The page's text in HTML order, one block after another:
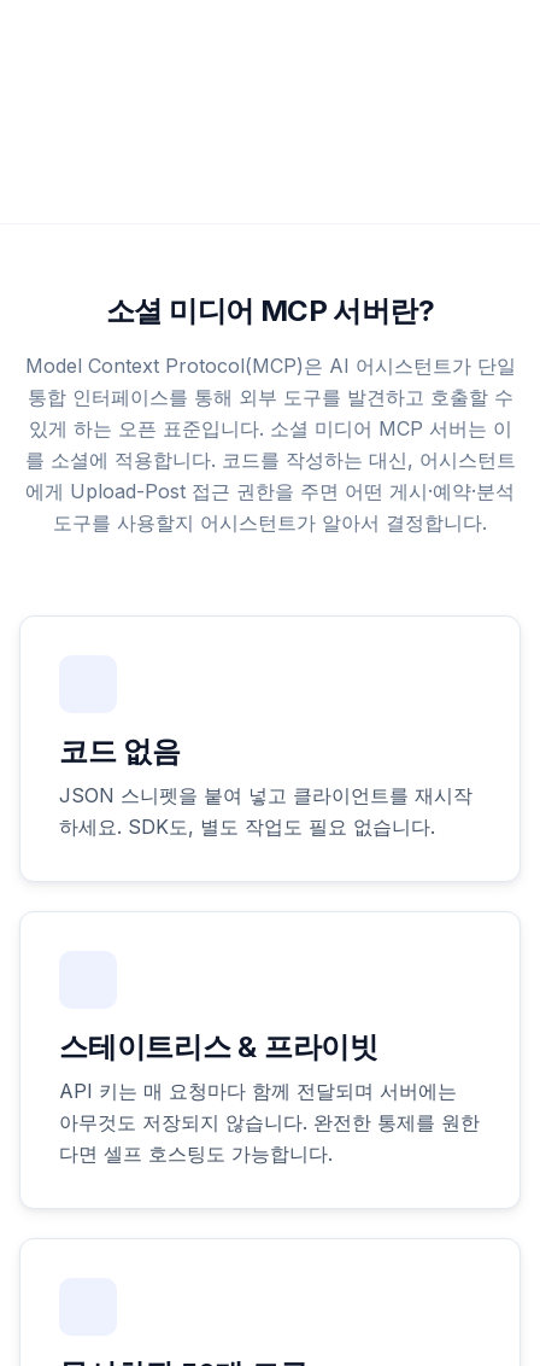
소셜 미디어 MCP 서버란?
Model Context Protocol(MCP)은 AI 어시스턴트가 단일
통합 인터페이스를 통해 외부 도구를 발견하고 호출할 수
있게 하는 오픈 표준입니다. 소셜 미디어 MCP 서버는 이
를 소셜에 적용합니다. 코드를 작성하는 대신, 어시스턴트
에게 Upload-Post 접근 권한을 주면 어떤 게시·예약·분석
도구를 사용할지 어시스턴트가 알아서 결정합니다.
코드 없음
JSON 스니펫을 붙여 넣고 클라이언트를 재시작
하세요. SDK도, 별도 작업도 필요 없습니다.
스테이트리스 & 프라이빗
API 키는 매 요청마다 함께 전달되며 서버에는
아무것도 저장되지 않습니다. 완전한 통제를 원한
다면 셀프 호스팅도 가능합니다.